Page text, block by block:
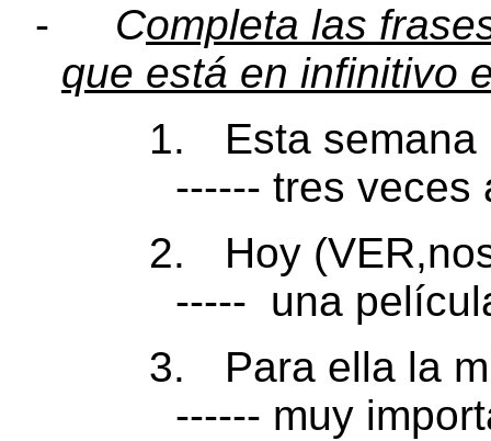
- Completa las
que está en infinitivo
1.
Esta semana
------ tres veces
2.
Hoy
----- una
3.
Para ella la
------ muy